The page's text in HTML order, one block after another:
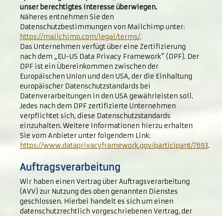
unser berechtigtes Interesse überwiegen.
Näheres entnehmen Sie den
Datenschutzbestimmungen von Mailchimp unter:
https://mailchimp.com/legal/terms/.
Das Unternehmen verfügt über eine Zertifizierung
nach dem „EU-US Data Privacy Framework“ (DPF). Der
DPF ist ein Übereinkommen zwischen der
Europäischen Union und den USA, der die Einhaltung
europäischer Datenschutzstandards bei
Datenverarbeitungen in den USA gewährleisten soll.
Jedes nach dem DPF zertifizierte Unternehmen
verpflichtet sich, diese Datenschutzstandards
einzuhalten. Weitere Informationen hierzu erhalten
Sie vom Anbieter unter folgendem Link:
https://www.dataprivacyframework.gov/participant/7693.
Auftragsverarbeitung
Wir haben einen Vertrag über Auftragsverarbeitung
(AVV) zur Nutzung des oben genannten Dienstes
geschlossen. Hierbei handelt es sich um einen
datenschutzrechtlich vorgeschriebenen Vertrag, der